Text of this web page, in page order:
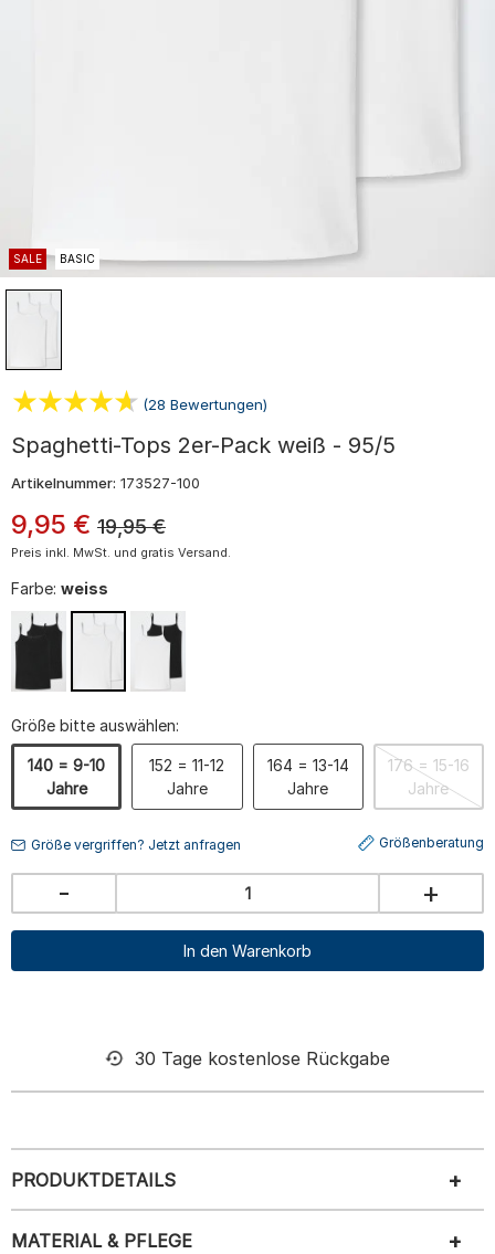
SALE BASIC
(28 Bewertungen)
Spaghetti-Tops 2er-Pack weiß - 95/5
Artikelnummer: 173527-100
9,95 € 19,95 €
Preis inkl. MwSt. und gratis Versand.
Farbe: weiss
Größe bitte auswählen:
140 = 9-10
Jahre
152 = 11-12
Jahre
164 = 13-14
Jahre
176 = 15-16
Jahre
Größe vergriffen? Jetzt anfragen Größenberatung
- +
In den Warenkorb
30 Tage kostenlose Rückgabe
PRODUKTDETAILS
MATERIAL & PFLEGE